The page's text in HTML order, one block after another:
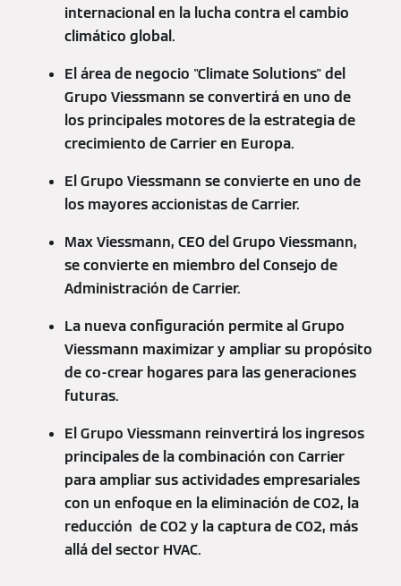
internacional en la lucha contra el cambio
climático global.
El área de negocio "Climate Solutions" del
Grupo Viessmann se convertirá en uno de
los principales motores de la estrategia de
crecimiento de Carrier en Europa.
El Grupo Viessmann se convierte en uno de
los mayores accionistas de Carrier.
Max Viessmann, CEO del Grupo Viessmann,
se convierte en miembro del Consejo de
Administración de Carrier.
La nueva configuración permite al Grupo
Viessmann maximizar y ampliar su propósito
de co-crear hogares para las generaciones
futuras.
El Grupo Viessmann reinvertirá los ingresos
principales de la combinación con Carrier
para ampliar sus actividades empresariales
con un enfoque en la eliminación de CO2, la
reducción de CO2 y la captura de CO2, más
allá del sector HVAC.